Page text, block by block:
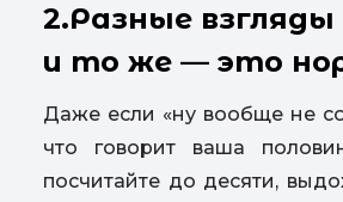
2.Разные
и то же — это
Даже если «ну вообще не
что говорит ваша
посчитайте до десяти,